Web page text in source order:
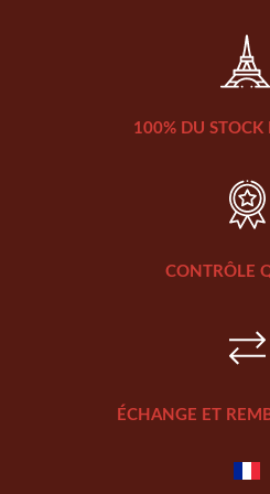
100% DU STOCK
CONTRÔLE
ÉCHANGE ET